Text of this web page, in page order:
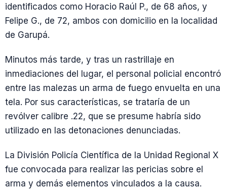
identificados como Horacio Raúl P., de 68 años, y
Felipe G., de 72, ambos con domicilio en la localidad
de Garupá.
Minutos más tarde, y tras un rastrillaje en
inmediaciones del lugar, el personal policial encontró
entre las malezas un arma de fuego envuelta en una
tela. Por sus características, se trataría de un
revólver calibre .22, que se presume habría sido
utilizado en las detonaciones denunciadas.
La División Policía Científica de la Unidad Regional X
fue convocada para realizar las pericias sobre el
arma y demás elementos vinculados a la causa.